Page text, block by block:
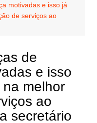
motivadas e isso já
de serviços ao
de
e isso
melhor
ao
secretário